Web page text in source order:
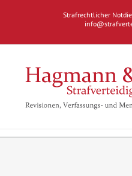
Strafrechtlicher